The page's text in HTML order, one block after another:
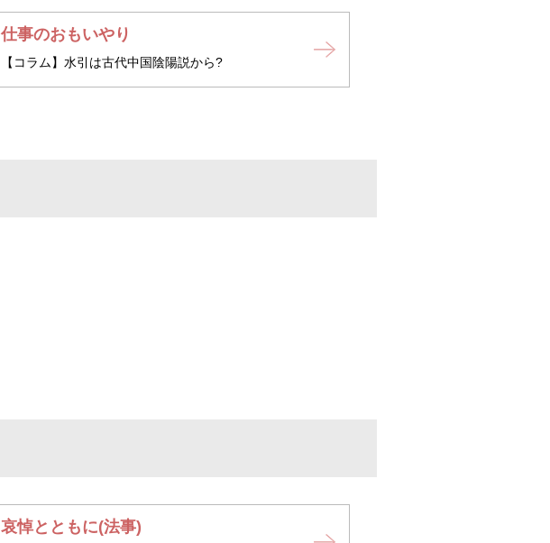
仕事のおもいやり
【コラム】水引は古代中国陰陽説から?
哀悼とともに(法事)